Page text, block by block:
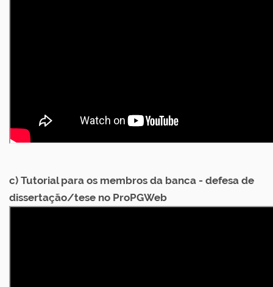
c) Tutorial para os membros da banca - defesa de
dissertação/tese no ProPGWeb